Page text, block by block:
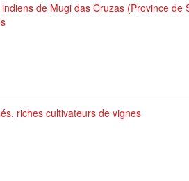
de Mugi das Cruzas (Province de
riches cultivateurs de vignes